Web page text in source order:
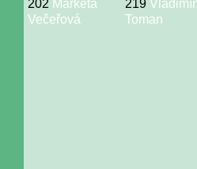
202 Markéta
Večeřová
219 Vladimír
Toman